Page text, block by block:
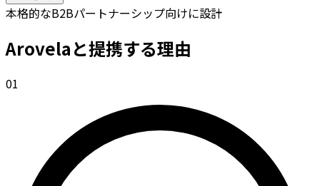
本格的なB2Bパートナーシップ向けに設計
Arovelaと提携する理由
01